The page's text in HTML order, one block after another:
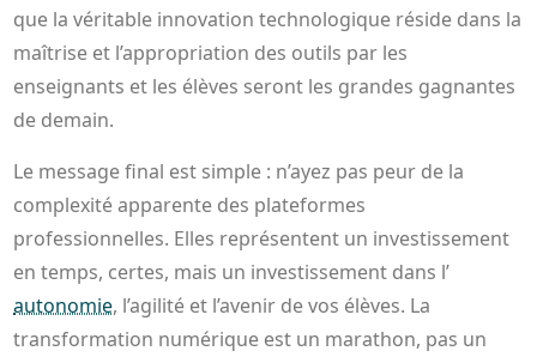
que la véritable innovation technologique réside dans la
maîtrise et l’appropriation des outils par les
enseignants et les élèves seront les grandes gagnantes
de demain.
Le message final est simple : n’ayez pas peur de la
complexité apparente des plateformes
professionnelles. Elles représentent un investissement
en temps, certes, mais un investissement dans l’
autonomie, l’agilité et l’avenir de vos élèves. La
transformation numérique est un marathon, pas un